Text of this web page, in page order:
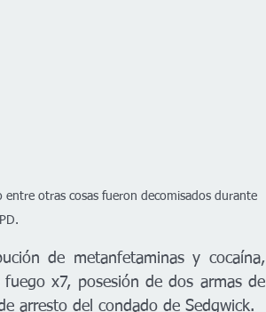
otras cosas fueron decomisados durante
de metanfetaminas y cocaína,
x7, posesión de dos armas de
arresto del condado de Sedgwick.